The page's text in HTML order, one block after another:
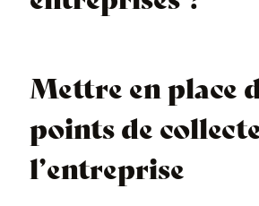
Mettre en place
points de
l’entreprise